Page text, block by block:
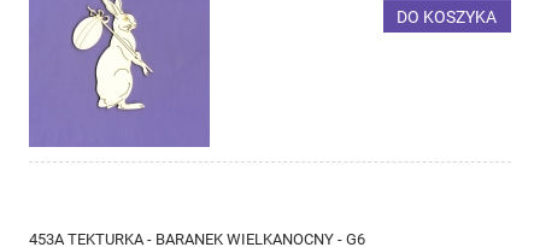
DO KOSZYKA
453A TEKTURKA - BARANEK WIELKANOCNY - G6